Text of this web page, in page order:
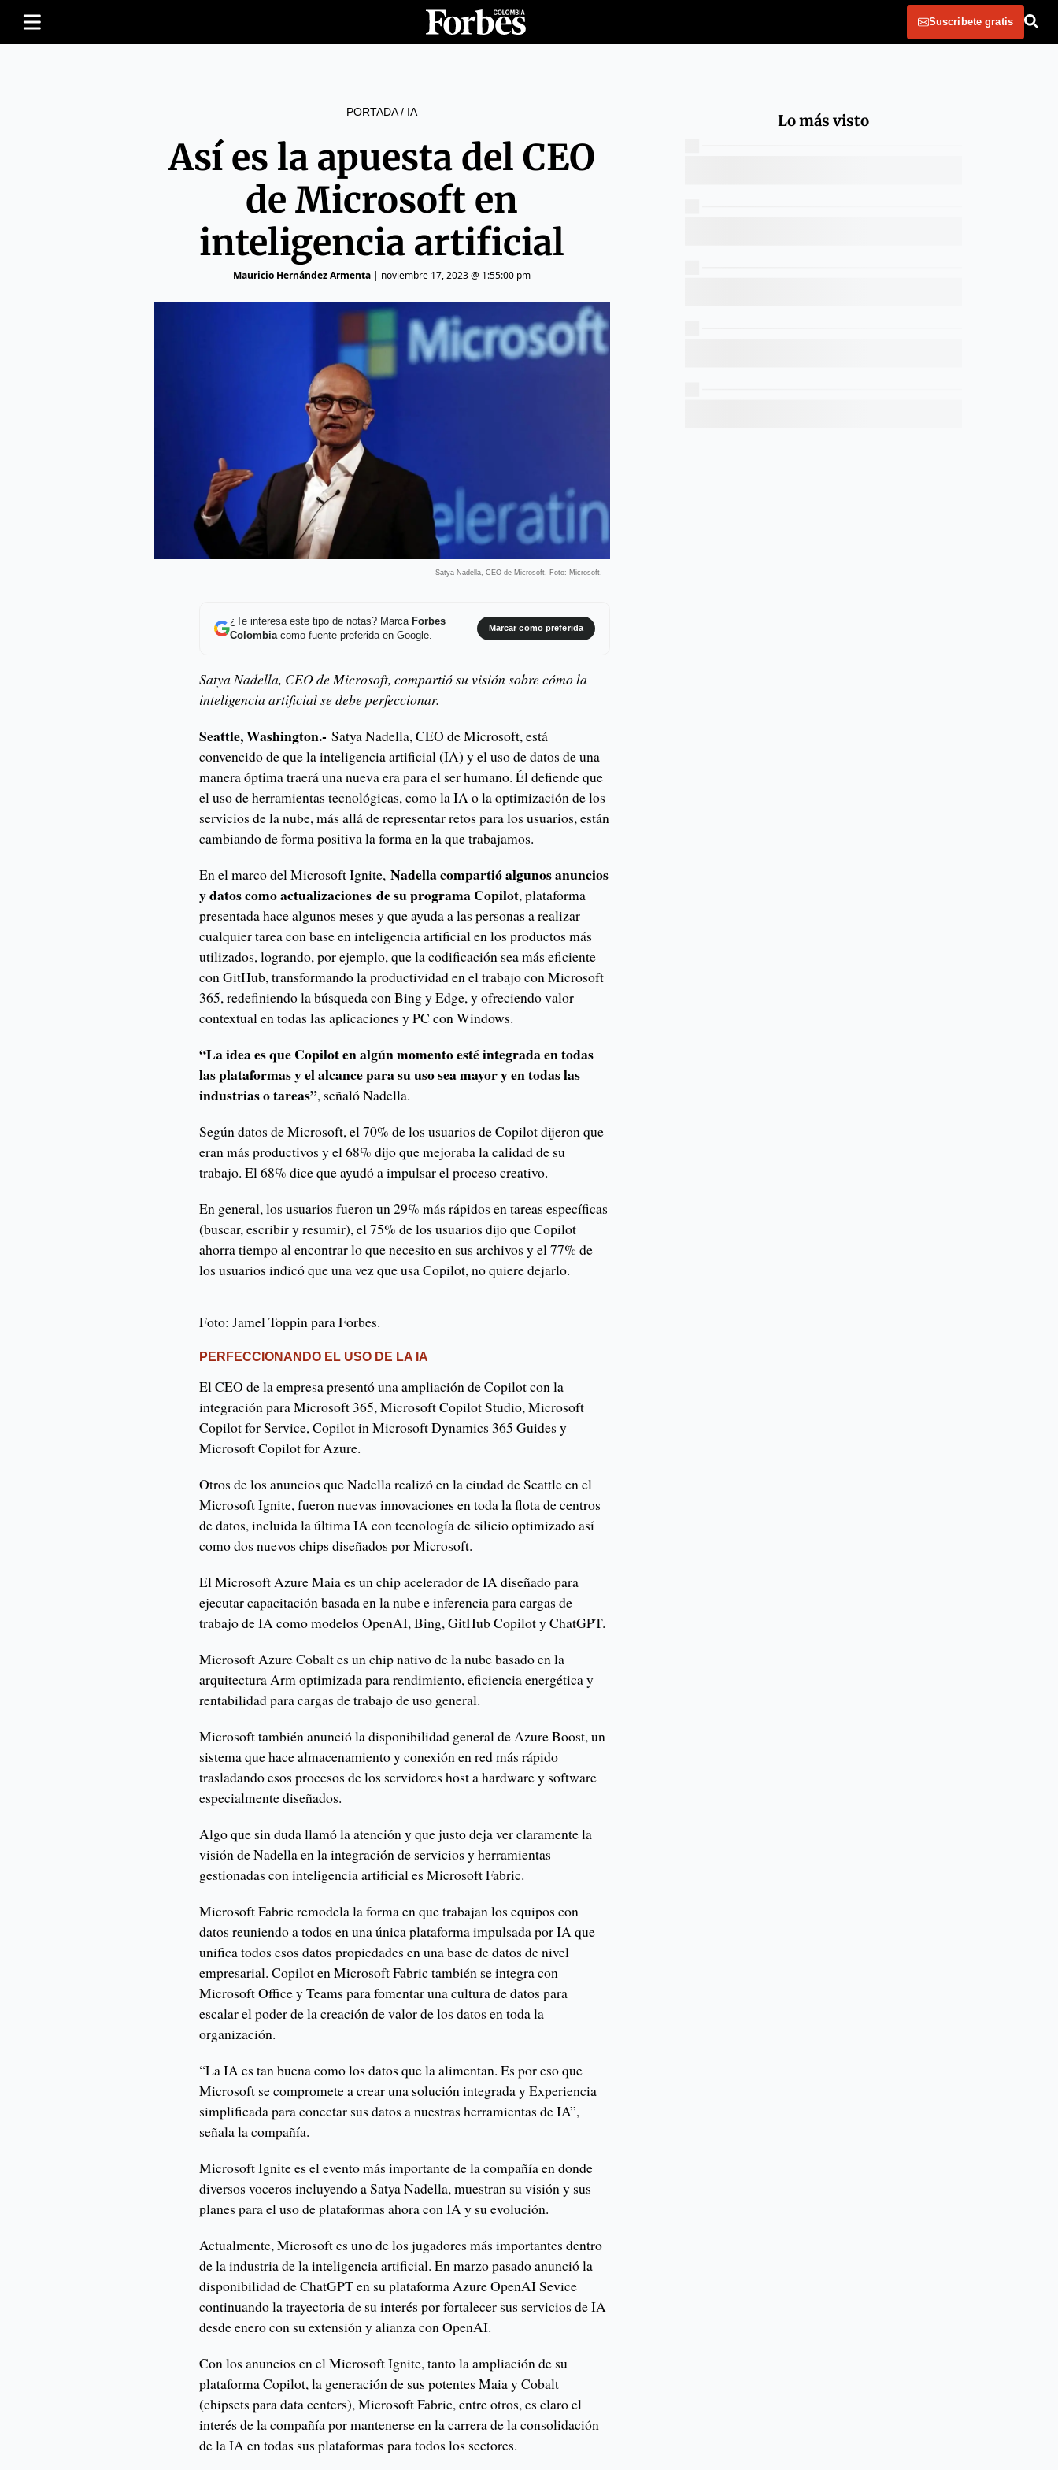
Suscribete gratis
PORTADA/ IA
Así es la apuesta del CEO
de Microsoft en
inteligencia artificial
Mauricio Hernández Armenta | noviembre 17, 2023 @ 1:55:00 pm
Satya Nadella, CEO de Microsoft. Foto: Microsoft.
¿Te interesa este tipo de notas? Marca Forbes
Colombiacomo fuente preferida en Google.
Marcar como preferida
Satya Nadella, CEO de Microsoft, compartió su visión sobre cómo la
inteligencia artificial se debe perfeccionar.
Seattle, Washington.-Satya Nadella, CEO de Microsoft, está
convencido de que la inteligencia artificial (IA) y el uso de datos de una
manera óptima traerá una nueva era para el ser humano. Él defiende que
el uso de herramientas tecnológicas, como la IA o la optimización de los
servicios de la nube, más allá de representar retos para los usuarios, están
cambiando de forma positiva la forma en la que trabajamos.
En el marco del Microsoft Ignite,Nadella compartió algunos anuncios
y datos como actualizaciones de su programa Copilot, plataforma
presentada hace algunos meses y que ayuda a las personas a realizar
cualquier tarea con base en inteligencia artificial en los productos más
utilizados, logrando, por ejemplo, que la codificación sea más eficiente
con GitHub, transformando la productividad en el trabajo con Microsoft
365, redefiniendo la búsqueda con Bing y Edge, y ofreciendo valor
contextual en todas las aplicaciones y PC con Windows.
“La idea es que Copilot en algún momento esté integrada en todas
las plataformas y el alcance para su uso sea mayor y en todas las
industrias o tareas”, señaló Nadella.
Según datos de Microsoft, el 70% de los usuarios de Copilot dijeron que
eran más productivos y el 68% dijo que mejoraba la calidad de su
trabajo. El 68% dice que ayudó a impulsar el proceso creativo.
En general, los usuarios fueron un 29% más rápidos en tareas específicas
(buscar, escribir y resumir), el 75% de los usuarios dijo que Copilot
ahorra tiempo al encontrar lo que necesito en sus archivos y el 77% de
los usuarios indicó que una vez que usa Copilot, no quiere dejarlo.
Foto: Jamel Toppin para Forbes.
PERFECCIONANDO EL USO DE LA IA
El CEO de la empresa presentó una ampliación de Copilot con la
integración para Microsoft 365, Microsoft Copilot Studio, Microsoft
Copilot for Service, Copilot in Microsoft Dynamics 365 Guides y
Microsoft Copilot for Azure.
Otros de los anuncios que Nadella realizó en la ciudad de Seattle en el
Microsoft Ignite, fueron nuevas innovaciones en toda la flota de centros
de datos, incluida la última IA con tecnología de silicio optimizado así
como dos nuevos chips diseñados por Microsoft.
El Microsoft Azure Maia es un chip acelerador de IA diseñado para
ejecutar capacitación basada en la nube e inferencia para cargas de
trabajo de IA como modelos OpenAI, Bing, GitHub Copilot y ChatGPT.
Microsoft Azure Cobalt es un chip nativo de la nube basado en la
arquitectura Arm optimizada para rendimiento, eficiencia energética y
rentabilidad para cargas de trabajo de uso general.
Microsoft también anunció la disponibilidad general de Azure Boost, un
sistema que hace almacenamiento y conexión en red más rápido
trasladando esos procesos de los servidores host a hardware y software
especialmente diseñados.
Algo que sin duda llamó la atención y que justo deja ver claramente la
visión de Nadella en la integración de servicios y herramientas
gestionadas con inteligencia artificial es Microsoft Fabric.
Microsoft Fabric remodela la forma en que trabajan los equipos con
datos reuniendo a todos en una única plataforma impulsada por IA que
unifica todos esos datos propiedades en una base de datos de nivel
empresarial. Copilot en Microsoft Fabric también se integra con
Microsoft Office y Teams para fomentar una cultura de datos para
escalar el poder de la creación de valor de los datos en toda la
organización.
“La IA es tan buena como los datos que la alimentan. Es por eso que
Microsoft se compromete a crear una solución integrada y Experiencia
simplificada para conectar sus datos a nuestras herramientas de IA”,
señala la compañía.
Microsoft Ignite es el evento más importante de la compañía en donde
diversos voceros incluyendo a Satya Nadella, muestran su visión y sus
planes para el uso de plataformas ahora con IA y su evolución.
Actualmente, Microsoft es uno de los jugadores más importantes dentro
de la industria de la inteligencia artificial. En marzo pasado anunció la
disponibilidad de ChatGPT en su plataforma Azure OpenAI Sevice
continuando la trayectoria de su interés por fortalecer sus servicios de IA
desde enero con su extensión y alianza con OpenAI.
Con los anuncios en el Microsoft Ignite, tanto la ampliación de su
plataforma Copilot, la generación de sus potentes Maia y Cobalt
(chipsets para data centers), Microsoft Fabric, entre otros, es claro el
interés de la compañía por mantenerse en la carrera de la consolidación
de la IA en todas sus plataformas para todos los sectores.
Lo más visto